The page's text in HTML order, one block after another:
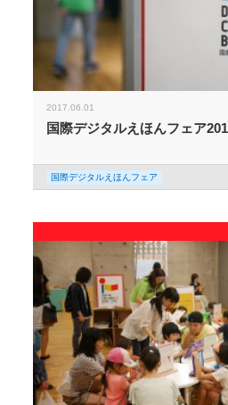
2017.06.01
国際デジタルえほんフェア
国際デジタルえほんフェア